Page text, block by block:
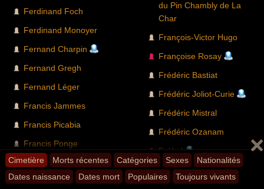
Cimetière Morts récentes Catégories Sexes
Nationalités
Dates naissance
Dates mort Populaires Toujours vivants
Ferdinand Foch
Ferdinand Monoyer
Fernand Charpin
Fernand Gregh
Fernand Léger
Francis Jammes
Francis Picabia
Francis Ponge
du Pin Chambly de La
Char
François-Victor Hugo
Françoise Rosay
Frédéric Bastiat
Frédéric Joliot-Curie
Frédéric Mistral
Frédéric Ozanam
Fréhel
G